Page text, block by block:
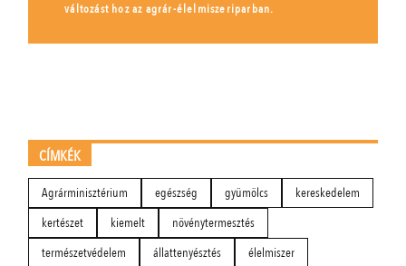
változást hoz az agrár-élelmiszeriparban.
CÍMKÉK
Agrárminisztérium egészség gyümölcs
kereskedelem
kertészet
kiemelt
növénytermesztés
természetvédelem
állattenyésztés élelmiszer